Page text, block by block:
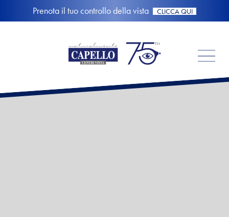
Prenota il tuo controllo della vista CLICCA QUI